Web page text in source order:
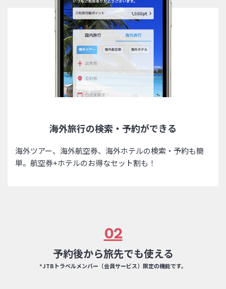
海外旅行の検索・予約ができる
海外ツアー、海外航空券、海外ホテルの検索・予約も簡
単。航空券+ホテルのお得なセット割も！
02
予約後から旅先でも使える
*JTBトラベルメンバー（会員サービス）限定の機能です。